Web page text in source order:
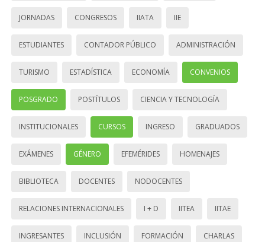
JORNADAS CONGRESOS IIATA IIE
ESTUDIANTES CONTADOR PÚBLICO ADMINISTRACIÓN
TURISMO ESTADÍSTICA ECONOMÍA CONVENIOS
POSGRADO POSTÍTULOS CIENCIA Y TECNOLOGÍA
INSTITUCIONALES CURSOS INGRESO GRADUADOS
EXÁMENES GÉNERO EFEMÉRIDES HOMENAJES
BIBLIOTECA DOCENTES NODOCENTES
RELACIONES INTERNACIONALES I + D IITEA IITAE
INGRESANTES INCLUSIÓN FORMACIÓN CHARLAS